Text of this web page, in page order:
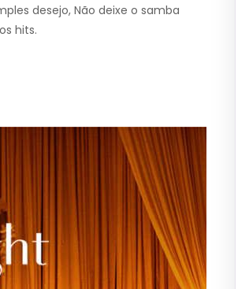
desejo, Não deixe o samba
hits.